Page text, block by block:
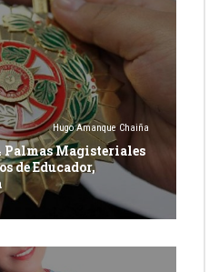
Hugo Amanque Chaiña
Palmas Magisteriales
de Educador,